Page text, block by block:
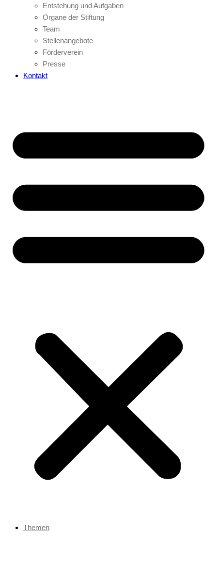
Entstehung und Aufgaben
Organe der Stiftung
Team
Stellenangebote
Förderverein
Presse
Kontakt
Themen